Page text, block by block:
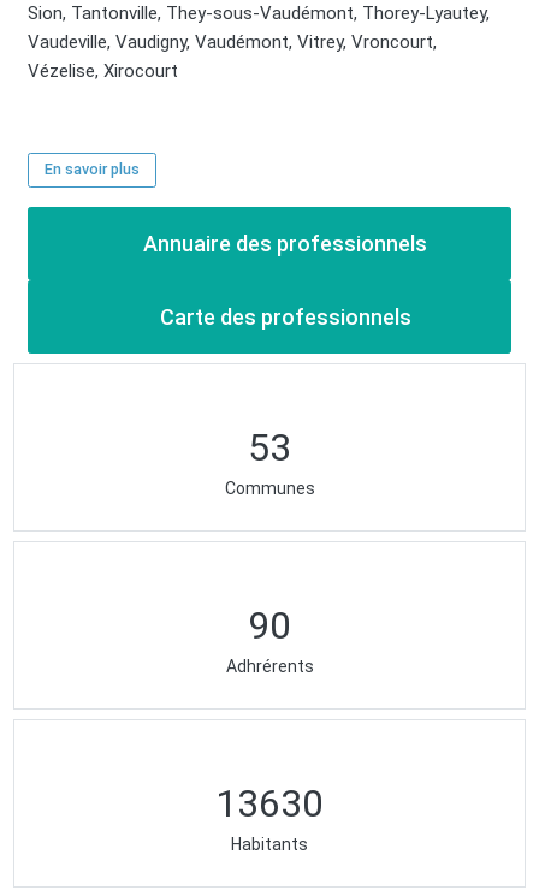
Sion, Tantonville, They-sous-Vaudémont, Thorey-Lyautey,
Vaudeville, Vaudigny, Vaudémont, Vitrey, Vroncourt,
Vézelise, Xirocourt
En savoir plus
Annuaire des professionnels
Carte des professionnels
53
Communes
90
Adhrérents
13630
Habitants